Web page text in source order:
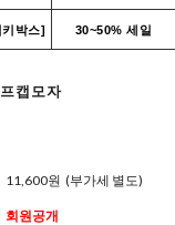
박스] 30~50% 세일
캡모자
11,600원 (부가세 별도)
회원공개